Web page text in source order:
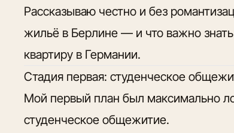
Рассказываю честно и без
жильё в Берлине — и что важно
квартиру в Германии.
Стадия первая: студенческое
Мой первый план был максимально
студенческое общежитие.